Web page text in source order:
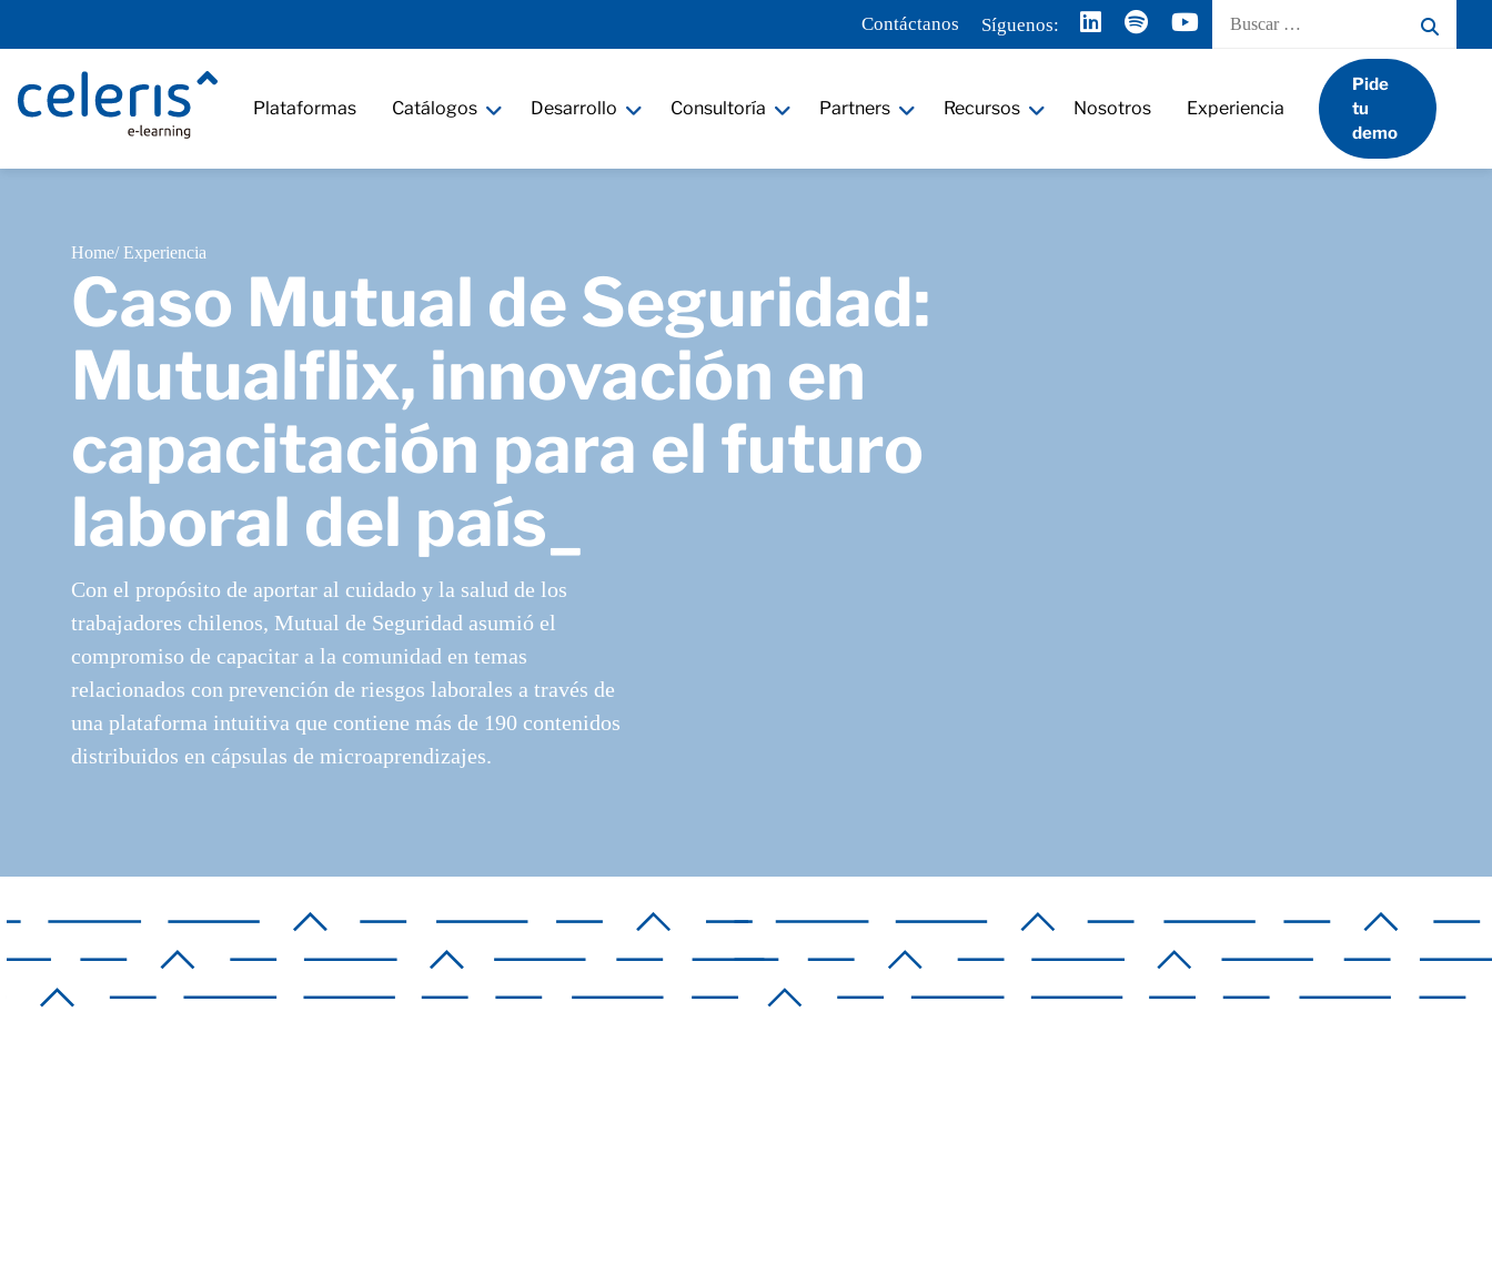
Contáctanos Síguenos:
Buscar
Plataformas Catálogos Desarrollo Consultoría Partners Recursos Nosotros Experiencia
Pide
tu
demo
Home/ Experiencia
Caso Mutual de Seguridad:
Mutualflix, innovación en
capacitación para el futuro
laboral del país_
Con el propósito de aportar al cuidado y la salud de los
trabajadores chilenos, Mutual de Seguridad asumió el
compromiso de capacitar a la comunidad en temas
relacionados con prevención de riesgos laborales a través de
una plataforma intuitiva que contiene más de 190 contenidos
distribuidos en cápsulas de microaprendizajes.